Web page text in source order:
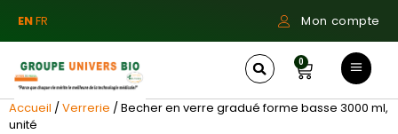
ENFR Mon compte
0
Accueil /Verrerie / Becher en verre gradué forme basse 3000 ml,
unité